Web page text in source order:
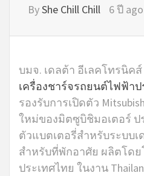
ByShe Chill Chill 6 ปี ago
บมจ. เดลต้า อีเลคโทรนิค
เครื่องชาร์จรถยนต์ไฟฟ้าป
รองรับการเปิดตัว
ใหม่ของมิตซูบิชิมอเตอร์ ป
ตัวแบตเตอรี่สำหรับระบบเ
สำหรับที่พักอาศัย ผลิตโด
ประเทศไทย ในงาน